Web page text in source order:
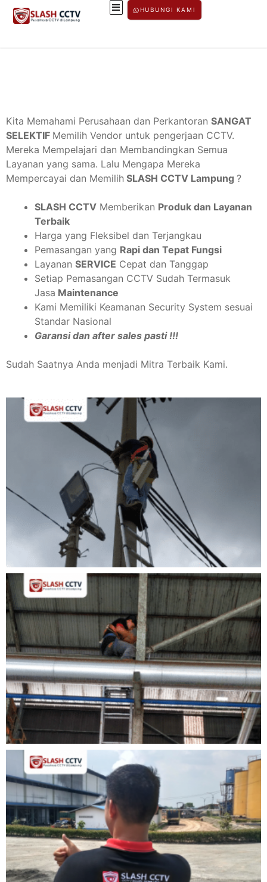
HUBUNGI KAMI
Kita Memahami Perusahaan dan Perkantoran SANGAT
SELEKTIF Memilih Vendor untuk pengerjaan CCTV.
Mereka Mempelajari dan Membandingkan Semua
Layanan yang sama. Lalu Mengapa Mereka
Mempercayai dan Memilih SLASH CCTV Lampung ?
SLASH CCTV Memberikan Produk dan Layanan
Terbaik
Harga yang Fleksibel dan Terjangkau
Pemasangan yang Rapi dan Tepat Fungsi
Layanan SERVICE Cepat dan Tanggap
Setiap Pemasangan CCTV Sudah Termasuk
Jasa Maintenance
Kami Memiliki Keamanan Security System sesuai
Standar Nasional
Garansi dan after sales pasti !!!
Sudah Saatnya Anda menjadi Mitra Terbaik Kami.